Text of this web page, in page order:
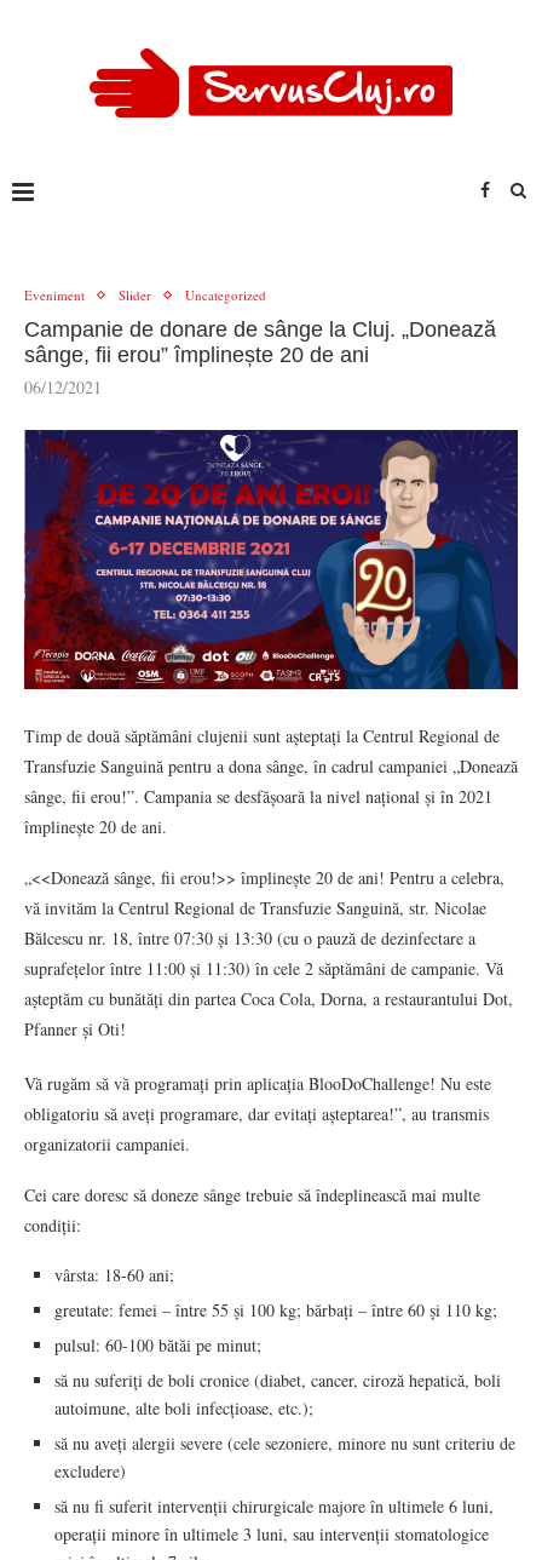
Eveniment Slider Uncategorized
Campanie de donare de sânge la Cluj. „Donează
sânge, fii erou” împlinește 20 de ani
06/12/2021
Timp de două săptămâni clujenii sunt așteptați la Centrul Regional de
Transfuzie Sanguină pentru a dona sânge, în cadrul campaniei „Donează
sânge, fii erou!”. Campania se desfășoară la nivel național și în 2021
împlinește 20 de ani.
„<<Donează sânge, fii erou!>> împlinește 20 de ani! Pentru a celebra,
vă invităm la Centrul Regional de Transfuzie Sanguină, str. Nicolae
Bălcescu nr. 18, între 07:30 și 13:30 (cu o pauză de dezinfectare a
suprafețelor între 11:00 și 11:30) în cele 2 săptămâni de campanie. Vă
așteptăm cu bunătăți din partea Coca Cola, Dorna, a restaurantului Dot,
Pfanner și Oti!
Vă rugăm să vă programați prin aplicația BlooDoChallenge! Nu este
obligatoriu să aveți programare, dar evitați așteptarea!”, au transmis
organizatorii campaniei.
Cei care doresc să doneze sânge trebuie să îndeplinească mai multe
condiții:
vârsta: 18-60 ani;
greutate: femei – între 55 și 100 kg; bărbați – între 60 și 110 kg;
pulsul: 60-100 bătăi pe minut;
să nu suferiți de boli cronice (diabet, cancer, ciroză hepatică, boli
autoimune, alte boli infecțioase, etc.);
să nu aveți alergii severe (cele sezoniere, minore nu sunt criteriu de
excludere)
să nu fi suferit intervenții chirurgicale majore în ultimele 6 luni,
operații minore în ultimele 3 luni, sau intervenții stomatologice